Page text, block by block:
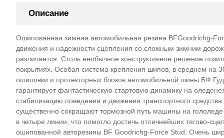
Описание
Ошипованная зимняя автомобильная резина BFGoodrichg-
движения и надежности сцепления со сложным зимним
различается. Столь необычное конструктивное решение
покрытиях. Особая система крепления шипов, в среднем на
ошиповки и протекторных блоков автомобильной шины БФ
гарантирует фантастическую стартовую динамику на
стабилизацию поведения и движения транспортного
существенно сокращают тормозной путь машины на
в четыре линии, что помогло достичь отличнейших тягово-
ошипованной авторезины BF Goodrichg-Force Stud: Очень